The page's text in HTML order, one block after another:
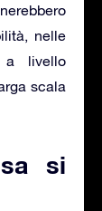
nelle
livello
scala
si